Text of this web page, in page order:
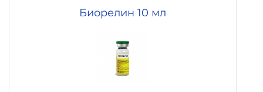
Биорелин 10 мл